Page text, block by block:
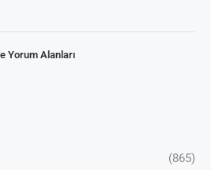
Yorum Alanları
(865)